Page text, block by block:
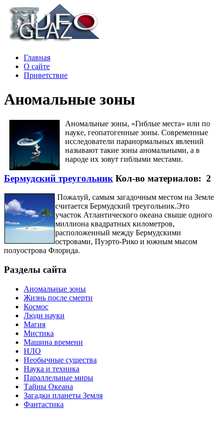
Главная
О сайте
Приветствие
Аномальные зоны
Аномальные зоны, «Гиблые места» или по
науке, геопатогенные зоны. Современные
исследователи паранормальных явлений
называют такие зоны аномальными, а в
народе их зовут гиблыми местами.
Бермудский треугольник Кол-во материалов: 2
Пожалуй, самым загадочным местом на Земле
считается Бермудский треугольник.Это
участок Атлантического океана свыше одного
миллиона квадратных километров,
расположенный между Бермудскими
островами, Пуэрто-Рико и южным мысом
полуострова Флорида.
Разделы сайта
Аномальные зоны
Жизнь после смерти
Космос
Люди науки
Магия
Мистика
Машина времени
НЛО
Необычные существа
Наука и техника
Параллельные миры
Тайны Океана
Загадки планеты Земля
Фантастика